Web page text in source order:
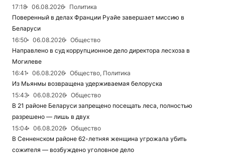
17:18
06.08.2026
Политика
Поверенный в делах Франции Руайе завершает миссию в
Беларуси
16:50
06.08.2026
Общество
Направлено в суд коррупционное дело директора лесхоза в
Могилеве
16:41
06.08.2026
Общество, Политика
Из Мьянмы возвращена удерживаемая белоруска
15:43
06.08.2026
Общество
В 21 районе Беларуси запрещено посещать леса, полностью
разрешено — лишь в двух
15:04
06.08.2026
Общество
В Сенненском районе 62-летняя женщина угрожала убить
сожителя — возбуждено уголовное дело